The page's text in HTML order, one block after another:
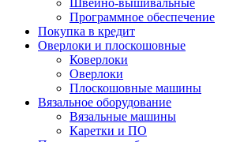
Швейно-вышивальные
Программное обеспечение
Покупка в кредит
Оверлоки и плоскошовные
Коверлоки
Оверлоки
Плоскошовные машины
Вязальное оборудование
Вязальные машины
Каретки и ПО